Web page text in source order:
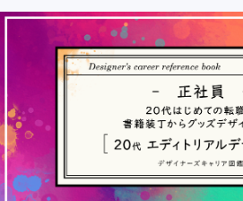
当社は個人情報の取扱いに関する法
他の規範を遵守致します。
当社は個人情報の漏えい、滅失、き
は、合理的な安全対策を講じて防止
し、継続的に向上させていきます。
かに是正措置を講じます。
当社は個人情報取扱いに関する苦情
速かつ誠実に対応致します。
個人情報保護マネジメントシステム
の変化と実情を踏まえ、適時・適切